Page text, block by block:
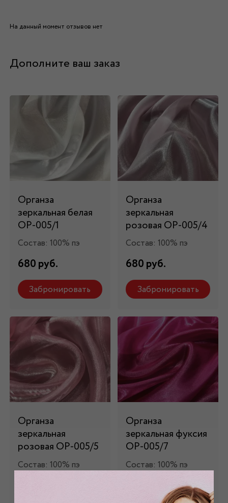
На данный момент отзывов нет
Дополните ваш заказ
Органза
зеркальная белая
ОР-005/1
Состав: 100% пэ
680 руб.
Забронировать
Органза
зеркальная
розовая ОР-005/4
Состав: 100% пэ
680 руб.
Забронировать
Органза
зеркальная
розовая ОР-005/5
Состав: 100% пэ
Органза
зеркальная фуксия
ОР-005/7
Состав: 100% пэ